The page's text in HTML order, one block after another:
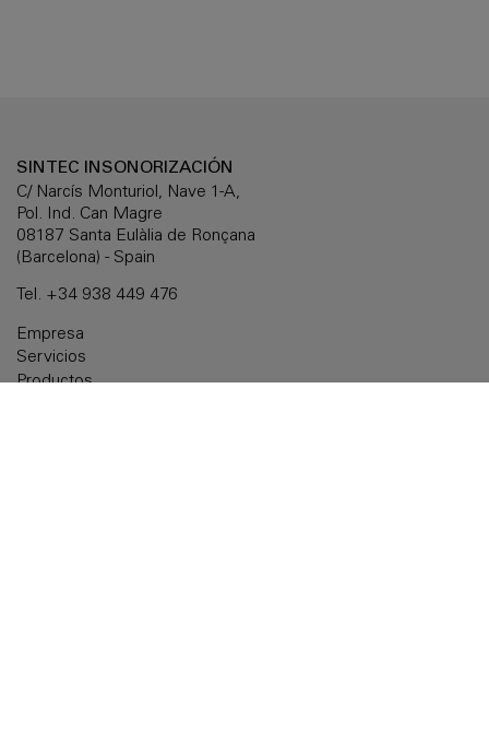
SINTEC INSONORIZACIÓN
C/ Narcís Monturiol, Nave 1-A,
Pol. Ind. Can Magre
08187 Santa Eulàlia de Ronçana
(Barcelona) - Spain
Tel. +34 938 449 476
Empresa
Servicios
Productos